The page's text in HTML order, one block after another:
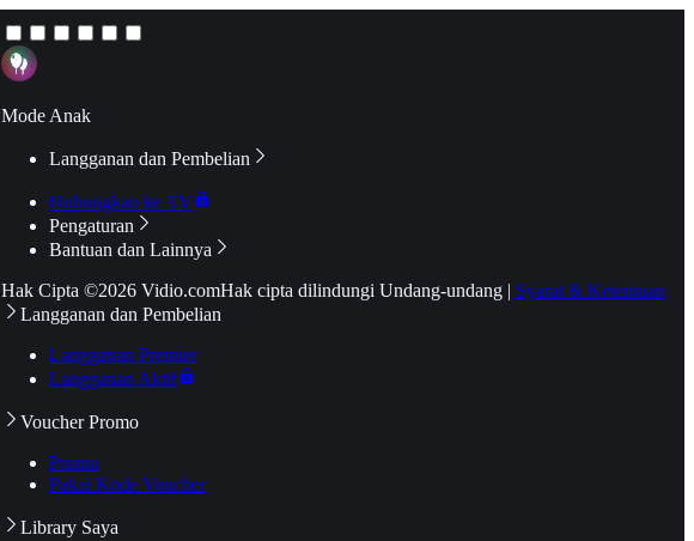
Mode Anak
Langganan dan Pembelian
Hubungkan ke TV
Pengaturan
Bantuan dan Lainnya
Hak Cipta ©2026 Vidio.comHak cipta dilindungi Undang-undang | Syarat & Ketentuan
Langganan dan Pembelian
Langganan Premier
Langganan Aktif
Voucher Promo
Promo
Pakai Kode Voucher
Library Saya